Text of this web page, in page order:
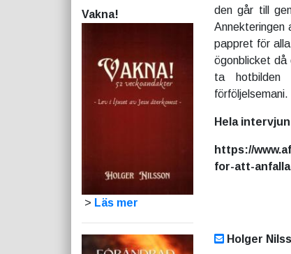
Vakna!
> Läs mer
den går till
Annekteringen
pappret för
ögonblicket
ta hotbilden
Hela
https://
for-att-
Holger